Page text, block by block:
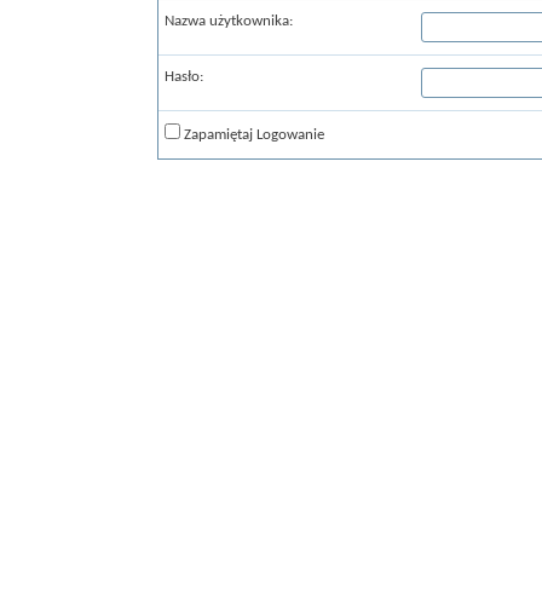
Nazwa użytkownika:
Hasło:
Zapamiętaj Logowanie